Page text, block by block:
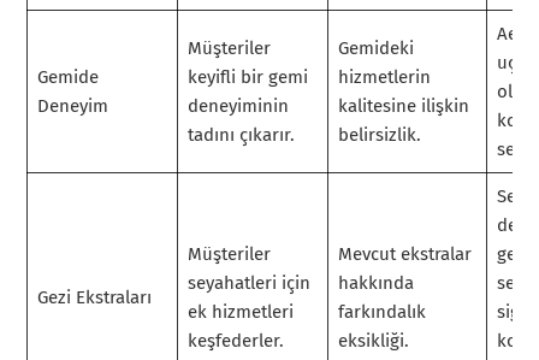
Gemide
Deneyim
Müşteriler
keyifli bir gemi
deneyiminin
tadını çıkarır.
Gemideki
hizmetlerin
kalitesine ilişkin
belirsizlik.
Gezi Ekstraları
Müşteriler
seyahatleri için
ek hizmetleri
keşfederler.
Mevcut ekstralar
hakkında
farkındalık
eksikliği.